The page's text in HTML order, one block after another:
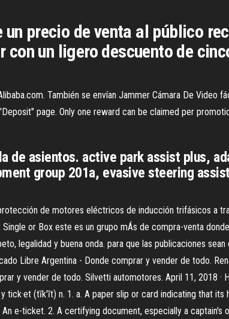
precio de venta al público
un ligero descuento de
También se envían Jammer Cámara De Video
page. Only one reward can be claimed per
de asientos. active park assist plus,
group 201a, evasive steering
de motores eléctricos de inducción trifásicos a
or Box este es un grupo mÁs de compra-venta
legalidad y buena onda. para que las publicaciones
Libre Argentina - Donde comprar y vender de todo.
y vender de todo. Silvetti automotores. April 11, 2018 ·
(tĭk′ĭt) n. 1. a. A paper slip or card indicating that its
e-ticket. 2. A certifying document, especially a captain's